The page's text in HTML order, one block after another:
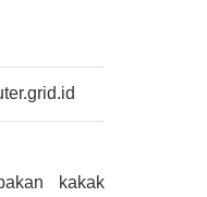
kakak